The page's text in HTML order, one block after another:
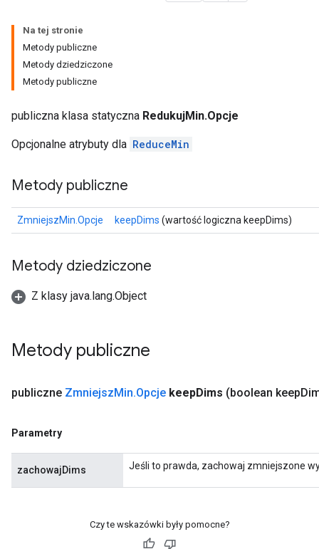
Na tej stronie
Metody publiczne
Metody dziedziczone
Metody publiczne
publiczna klasa statyczna RedukujMin.Opcje
Opcjonalne atrybuty dla ReduceMin
Metody publiczne
ZmniejszMin.Opcje keepDims (wartość logiczna keepDims)
Metody dziedziczone
Z klasy java.lang.Object
Metody publiczne
publiczne ZmniejszMin.Opcje keepDims (boolean keep
Parametry
zachowajDims Jeśli to prawda, zachowaj zmniejszone
Czy te wskazówki były pomocne?